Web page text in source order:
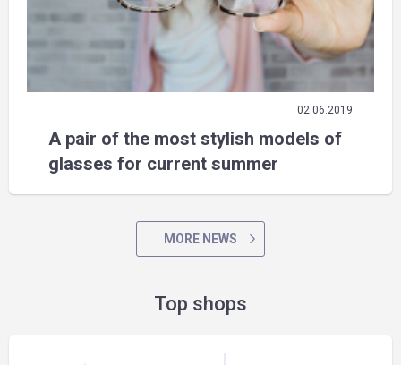
02.06.2019
A pair of the most stylish models of
glasses for current summer
MORE NEWS
Top shops